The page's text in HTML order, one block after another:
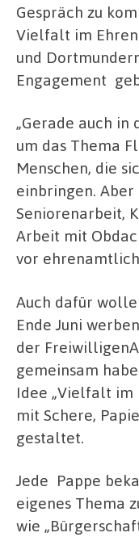
Gespräch zu
Vielfalt im
und
Engagement
„Gerade auch in
um das Thema
Menschen, die
einbringen.
Seniorenarbeit,
Arbeit mit
vor
Auch dafür
Ende Juni
der
gemeinsam
Idee „Vielfalt im
mit Schere,
gestaltet.
Jede Pappe
eigenes Thema
wie